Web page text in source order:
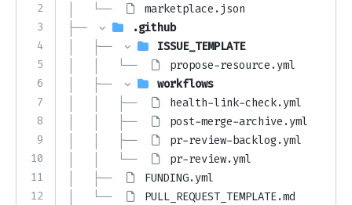
2
3
4
5
6
7
8
9
10
11
12
│   └──
marketplace.json
├──
.github
│   ├──
ISSUE_TEMPLATE
│   │   └──
propose-resource.yml
│   ├──
workflows
│   │   ├──
health-link-check.yml
│   │   ├──
post-merge-archive.yml
│   │   ├──
pr-review-backlog.yml
│   │   └──
pr-review.yml
│   ├──
FUNDING.yml
│   └──
PULL_REQUEST_TEMPLATE.md